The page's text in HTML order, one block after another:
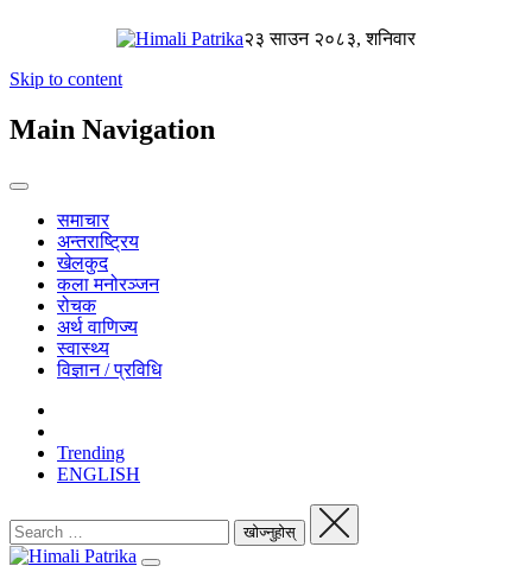
२३ साउन २०८३, शनिवार
Skip to content
Main Navigation
समाचार
अन्तराष्ट्रिय
खेलकुद
कला मनोरञ्जन
रोचक
अर्थ वाणिज्य
स्वास्थ्य
विज्ञान / प्रविधि
Trending
ENGLISH